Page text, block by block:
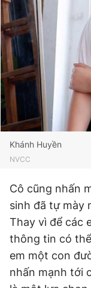
Khánh Huyền
NVCC
Cô cũng nhấn
sinh đã tự mày
Thay vì để các
thông tin có
em một con
nhấn mạnh tới